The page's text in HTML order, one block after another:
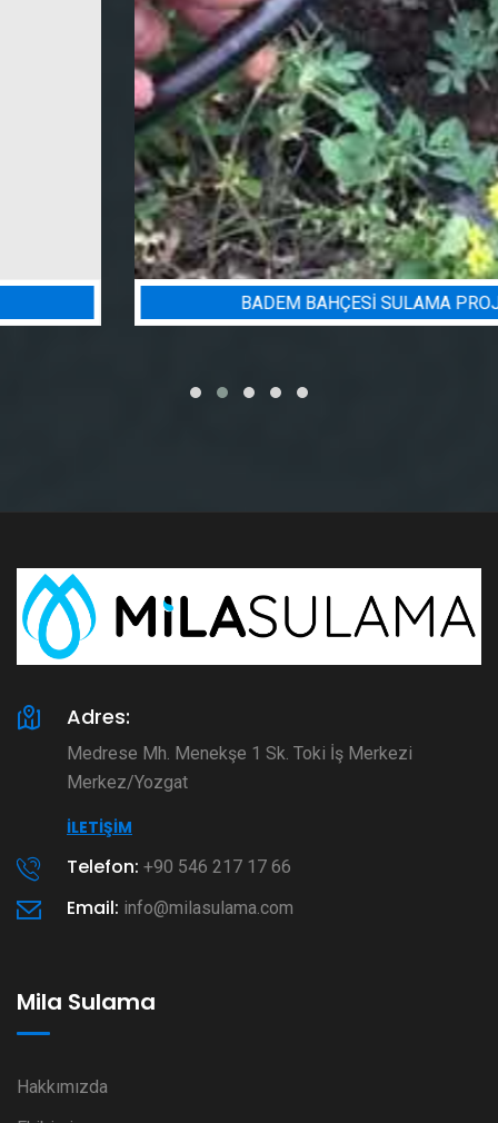
BADEM BAHÇESI SULAMA PROJESI
Adres:
Medrese Mh. Menekşe 1 Sk. Toki İş Merkezi
Merkez/Yozgat
İLETIŞIM
Telefon: +90 546 217 17 66
Email: info@milasulama.com
Mila Sulama
Hakkımızda